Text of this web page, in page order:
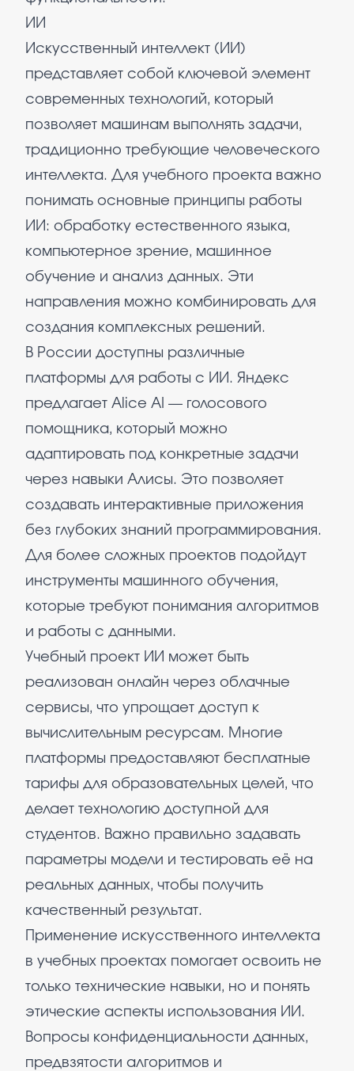
ИИ
Искусственный интеллект (ИИ)
представляет собой ключевой элемент
современных технологий, который
позволяет машинам выполнять задачи,
традиционно требующие человеческого
интеллекта. Для учебного проекта важно
понимать основные принципы работы
ИИ: обработку естественного языка,
компьютерное зрение, машинное
обучение и анализ данных. Эти
направления можно комбинировать для
создания комплексных решений.
В России доступны различные
платформы для работы с ИИ. Яндекс
предлагает Alice AI — голосового
помощника, который можно
адаптировать под конкретные задачи
через навыки Алисы. Это позволяет
создавать интерактивные приложения
без глубоких знаний программирования.
Для более сложных проектов подойдут
инструменты машинного обучения,
которые требуют понимания алгоритмов
и работы с данными.
Учебный проект ИИ может быть
реализован онлайн через облачные
сервисы, что упрощает доступ к
вычислительным ресурсам. Многие
платформы предоставляют бесплатные
тарифы для образовательных целей, что
делает технологию доступной для
студентов. Важно правильно задавать
параметры модели и тестировать её на
реальных данных, чтобы получить
качественный результат.
Применение искусственного интеллекта
в учебных проектах помогает освоить не
только технические навыки, но и понять
этические аспекты использования ИИ.
Вопросы конфиденциальности данных,
предвзятости алгоритмов и